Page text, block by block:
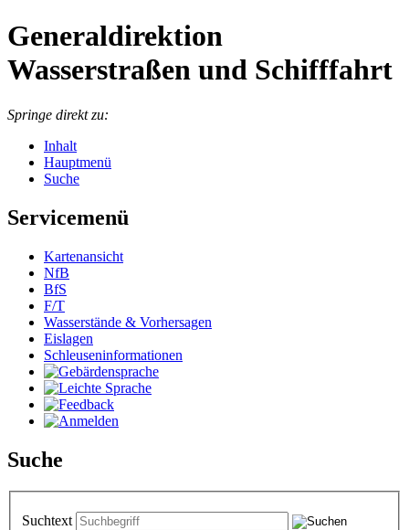
Generaldirektion
Wasserstraßen und Schifffahrt
Springe direkt zu:
Inhalt
Hauptmenü
Suche
Servicemenü
Kartenansicht
NfB
BfS
F/T
Wasserstände & Vorhersagen
Eislagen
Schleuseninformationen
Suche
Suchtext